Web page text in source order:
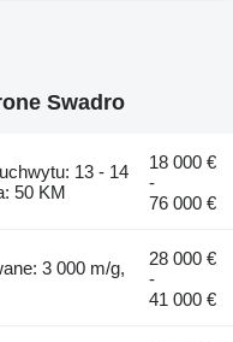
Swadro
13 - 14
50 KM
18 000 €
-
76 000 €
3 000 m/g,
28 000 €
-
41 000 €